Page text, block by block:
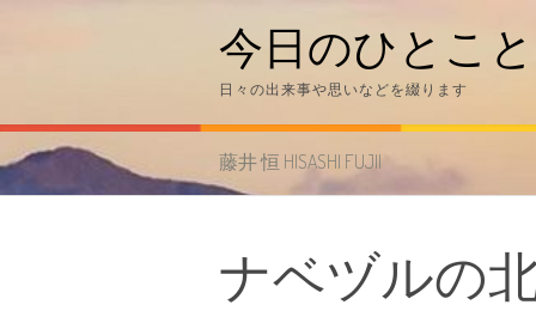
へ
ス
キ
ッ
今日のひとこと
日々の出来事や思いなどを綴ります
藤井 恒 HISASHI FUJII
ナベヅルの